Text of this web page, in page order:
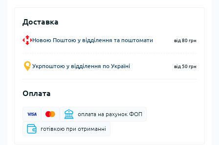
Доставка
Новою Поштою у відділення та поштомати від 80 грн
Укрпоштою у відділення по Україні від 50 грн
Оплата
оплата на рахунок ФОП
готівкою при отриманні